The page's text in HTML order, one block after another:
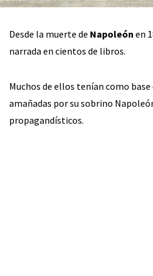
Desde la muerte de Napoleón en
narrada en cientos de libros.
Muchos de ellos tenían como
amañadas por su sobrino
propagandísticos.